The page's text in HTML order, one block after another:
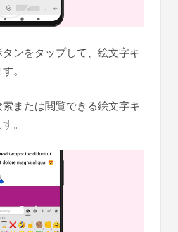
ンをタップして、絵文字キ
。
または閲覧できる絵文字キ
。